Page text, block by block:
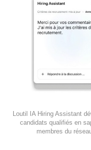
Loutil IA Hiring Assistant
candidats qualifiés en
membres du